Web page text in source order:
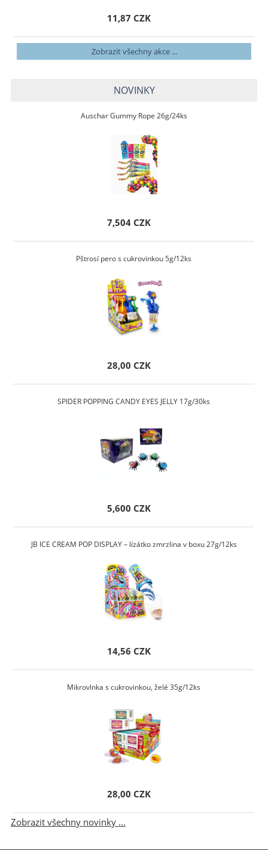
11,87 CZK
Zobrazit všechny akce ...
NOVINKY
Auschar Gummy Rope 26g/24ks
7,504 CZK
Pštrosí pero s cukrovinkou 5g/12ks
28,00 CZK
SPIDER POPPING CANDY EYES JELLY 17g/30ks
5,600 CZK
JB ICE CREAM POP DISPLAY – lízátko zmrzlina v boxu 27g/12ks
14,56 CZK
Mikrovlnka s cukrovinkou, želé 35g/12ks
28,00 CZK
Zobrazit všechny novinky ...